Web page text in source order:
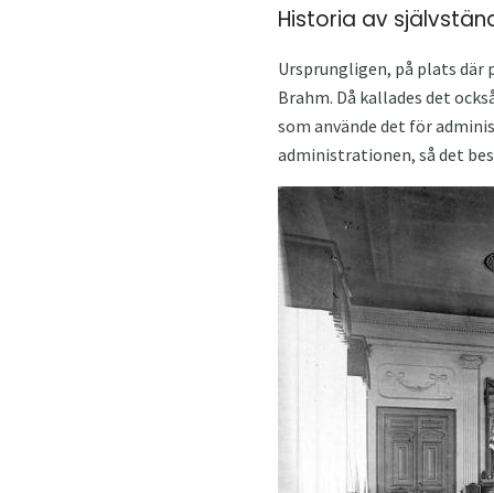
Historia av
Ursprungligen, på plats där
Brahm. Då kallades det
som använde det för
administrationen, så det